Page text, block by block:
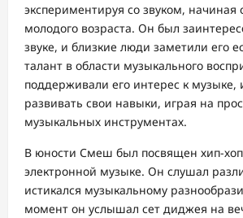
экспериментируя со звуком, начиная
молодого возраста. Он был
звуке, и близкие люди заметили его
талант в области музыкального
поддерживали его интерес к музыке,
развивать свои навыки, играя на
музыкальных инструментах.
В юности Смеш был посвящен хип-хоп
электронной музыке. Он слушал
истикался музыкальному
момент он услышал сет диджея на